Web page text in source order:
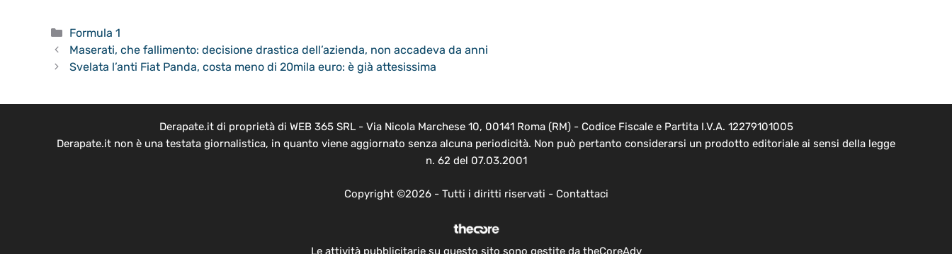
Categorie
Formula 1
Maserati, che fallimento: decisione drastica dell’azienda, non accadeva da anni
Svelata l’anti Fiat Panda, costa meno di 20mila euro: è già attesissima
Derapate.it di proprietà di WEB 365 SRL - Via Nicola Marchese 10, 00141 Roma (RM) - Codice Fiscale e Partita I.V.A. 12279101005
Derapate.it non è una testata giornalistica, in quanto viene aggiornato senza alcuna periodicità. Non può pertanto considerarsi un prodotto editoriale ai sensi della legge
n. 62 del 07.03.2001
Copyright ©2026 - Tutti i diritti riservati - Contattaci
Le attività pubblicitarie su questo sito sono gestite da theCoreAdv